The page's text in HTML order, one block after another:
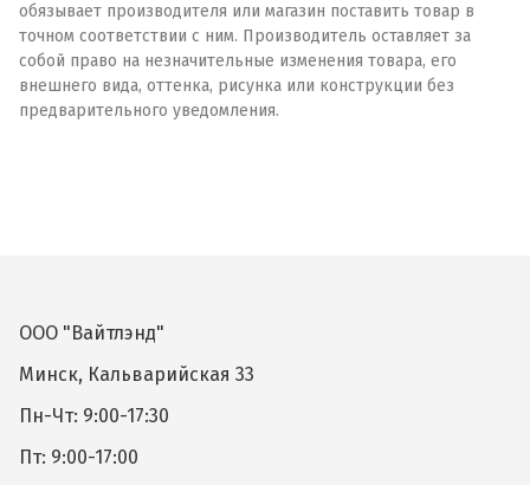
обязывает производителя или магазин поставить товар в
точном соответствии с ним. Производитель оставляет за
собой право на незначительные изменения товара, его
внешнего вида, оттенка, рисунка или конструкции без
предварительного уведомления.
ООО "Вайтлэнд"
Минск, Кальварийская 33
Пн-Чт: 9:00-17:30
Пт: 9:00-17:00